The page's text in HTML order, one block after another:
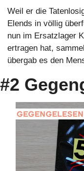
Weil er die
Elends in völlig
nun im Ersatzlager
ertragen hat,
übergab es den
#2